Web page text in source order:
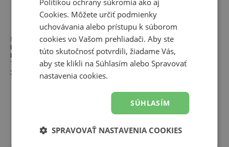
Novinka
Detské topánky New Balance
I5786F1 – čierné
Topánky na suchý zips
37,50 €
Novinka
Detské topánky New Balance
I530851 – sivé
Topánky slip-on
Politikou ochrany súkromia ako aj
Cookies. Môžete určiť podmienky
uchovávania alebo prístupu k súborom
cookies vo Vašom prehliadači. Aby ste
túto skutočnosť potvrdili, žiadame Vás,
aby ste klikli na Súhlasím alebo Spravovať
nastavenia cookies.
SÚHLASÍM
SPRAVOVAŤ NASTAVENIA COOKIES